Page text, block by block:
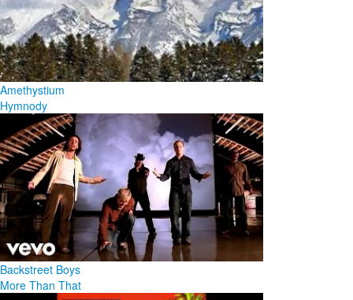
Amethystium
Hymnody
Backstreet Boys
More Than That